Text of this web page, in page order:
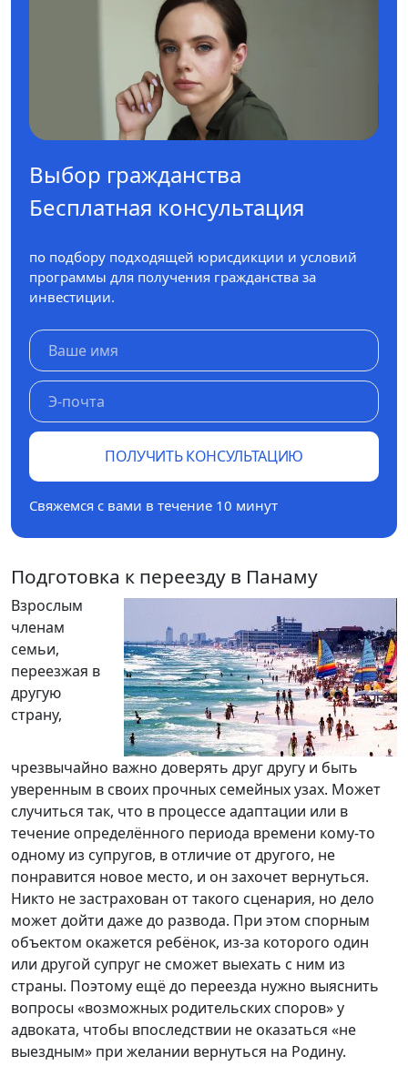
Выбор гражданства
Бесплатная консультация
по подбору подходящей юрисдикции и условий
программы для получения гражданства за
инвестиции.
ПОЛУЧИТЬ КОНСУЛЬТАЦИЮ
Свяжемся с вами в течение 10 минут
Подготовка к переезду в Панаму
Взрослым
членам
семьи,
переезжая в
другую
страну,
чрезвычайно важно доверять друг другу и быть
уверенным в своих прочных семейных узах. Может
случиться так, что в процессе адаптации или в
течение определённого периода времени кому-то
одному из супругов, в отличие от другого, не
понравится новое место, и он захочет вернуться.
Никто не застрахован от такого сценария, но дело
может дойти даже до развода. При этом спорным
объектом окажется ребёнок, из-за которого один
или другой супруг не сможет выехать с ним из
страны. Поэтому ещё до переезда нужно выяснить
вопросы «возможных родительских споров» у
адвоката, чтобы впоследствии не оказаться «не
выездным» при желании вернуться на Родину.